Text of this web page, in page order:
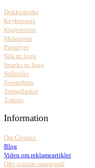
Drikkedunke
Keyhangers
Kuglepenne
Muleposer
Paraplyer
Slik m. logo
Snacks m. logo
Solbriller
Sweatshirts
Termoflasker
T-shirts
Information
Om Creatrix
Blog
Viden om reklameartikler
Ofte stillede spørgsmål